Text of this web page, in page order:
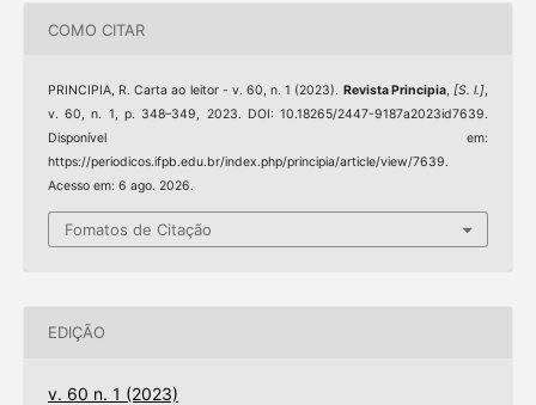
COMO CITAR
PRINCIPIA, R. Carta ao leitor - v. 60, n. 1 (2023). Revista Principia, [S. l.],
v. 60, n. 1, p. 348–349, 2023. DOI: 10.18265/2447-9187a2023id7639.
Disponível em:
https://periodicos.ifpb.edu.br/index.php/principia/article/view/7639.
Acesso em: 6 ago. 2026.
Fomatos de Citação
EDIÇÃO
v. 60 n. 1 (2023)